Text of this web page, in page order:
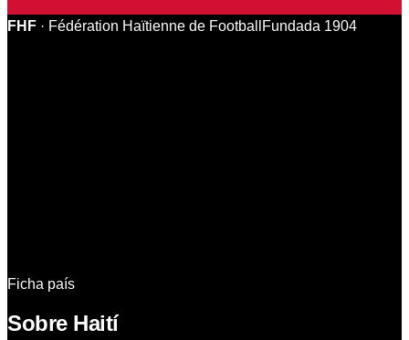
FHF · Fédération Haïtienne de Football Fundada 1904
Ficha país
Sobre Haití